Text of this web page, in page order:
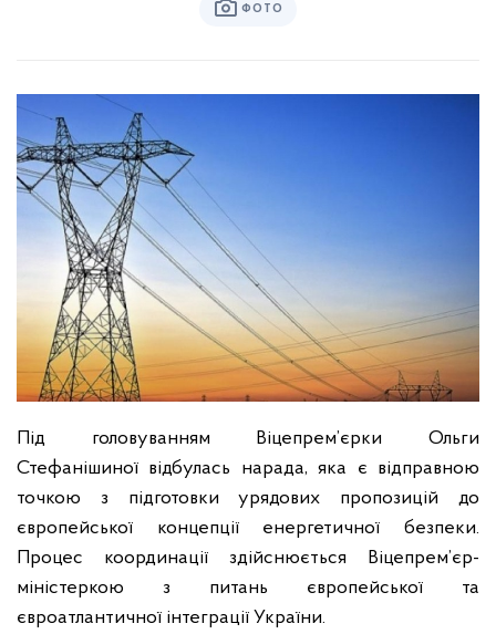
ФОТО
Під головуванням Віцепрем’єрки Ольги
Стефанішиної відбулась нарада, яка є відправною
точкою з підготовки урядових пропозицій до
європейської концепції енергетичної безпеки.
Процес координації здійснюється Віцепрем’єр-
міністеркою з питань європейської та
євроатлантичної інтеграції України.